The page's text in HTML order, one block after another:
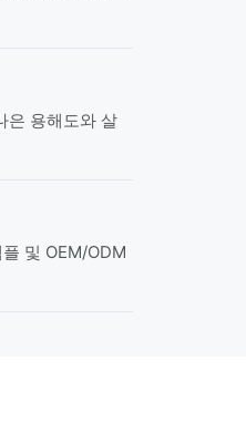
은 용해도와 살
및 OEM/ODM